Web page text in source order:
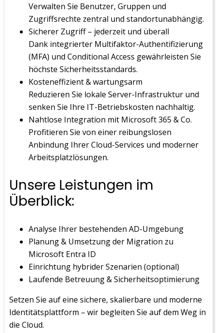
Verwalten Sie Benutzer, Gruppen und
Zugriffsrechte zentral und standortunabhängig.
Sicherer Zugriff – jederzeit und überall
Dank integrierter Multifaktor-Authentifizierung
(MFA) und Conditional Access gewährleisten Sie
höchste Sicherheitsstandards.
Kosteneffizient & wartungsarm
Reduzieren Sie lokale Server-Infrastruktur und
senken Sie Ihre IT-Betriebskosten nachhaltig.
Nahtlose Integration mit Microsoft 365 & Co.
Profitieren Sie von einer reibungslosen
Anbindung Ihrer Cloud-Services und moderner
Arbeitsplatzlösungen.
Unsere Leistungen im
Überblick:
Analyse Ihrer bestehenden AD-Umgebung
Planung & Umsetzung der Migration zu
Microsoft Entra ID
Einrichtung hybrider Szenarien (optional)
Laufende Betreuung & Sicherheitsoptimierung
Setzen Sie auf eine sichere, skalierbare und moderne
Identitätsplattform – wir begleiten Sie auf dem Weg in
die Cloud.